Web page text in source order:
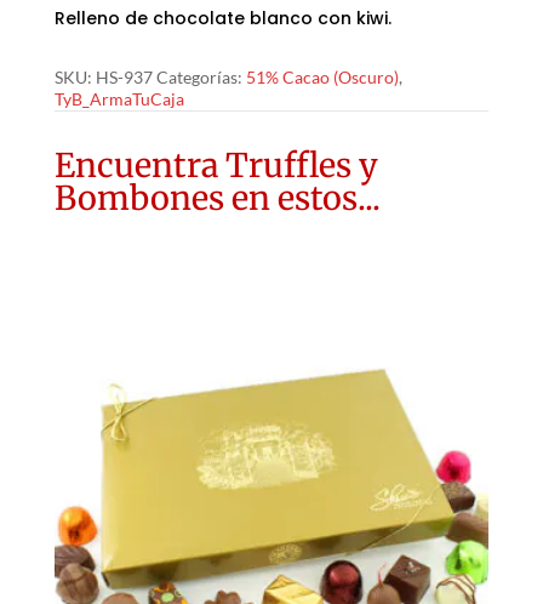
Relleno de chocolate blanco con kiwi.
SKU: HS-937Categorías: 51% Cacao (Oscuro),
TyB_ArmaTuCaja
Encuentra Truffles y
Bombones en estos...